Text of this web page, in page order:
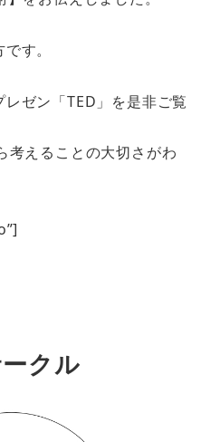
す。
ゼン「TED」を是非ご覧
考えることの大切さがわ
クル